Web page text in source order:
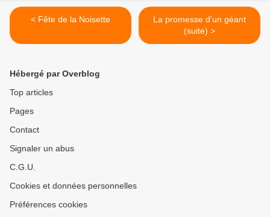
< Fête de la Noisette
La promesse d'un géant
(suite) >
Hébergé par Overblog
Top articles
Pages
Contact
Signaler un abus
C.G.U.
Cookies et données personnelles
Préférences cookies